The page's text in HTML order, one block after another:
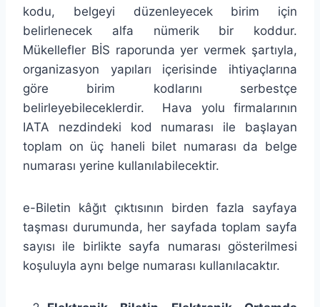
kodu, belgeyi düzenleyecek birim için
belirlenecek alfa nümerik bir koddur.
Mükellefler BİS raporunda yer vermek şartıyla,
organizasyon yapıları içerisinde ihtiyaçlarına
göre birim kodlarını serbestçe
belirleyebileceklerdir. Hava yolu firmalarının
IATA nezdindeki kod numarası ile başlayan
toplam on üç haneli bilet numarası da belge
numarası yerine kullanılabilecektir.
e-Biletin kâğıt çıktısının birden fazla sayfaya
taşması durumunda, her sayfada toplam sayfa
sayısı ile birlikte sayfa numarası gösterilmesi
koşuluyla aynı belge numarası kullanılacaktır.